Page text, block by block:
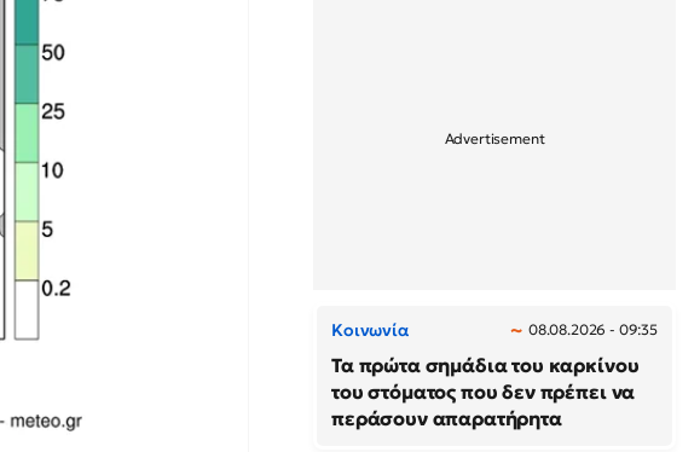
Κοινωνία 08.08.2026 - 09:35
Τα πρώτα σημάδια του καρκίνου
του στόματος που δεν πρέπει να
περάσουν απαρατήρητα